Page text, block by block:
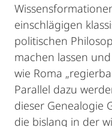
einschlägigen
politischen
machen lassen
wie Roma
Parallel dazu
dieser Genealogie
die bislang in der